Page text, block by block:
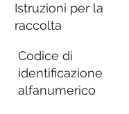
Istruzioni per la
raccolta
Codice di
identificazione
alfanumerico